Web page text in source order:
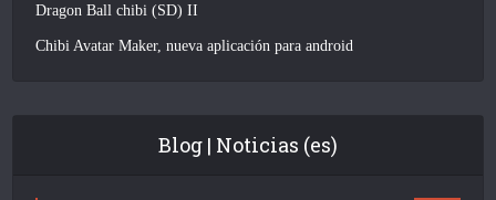
Dragon Ball chibi (SD) II
Chibi Avatar Maker, nueva aplicación para android
Blog | Noticias (es)